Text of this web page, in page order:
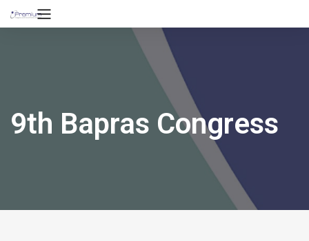
9th Bapras Congress